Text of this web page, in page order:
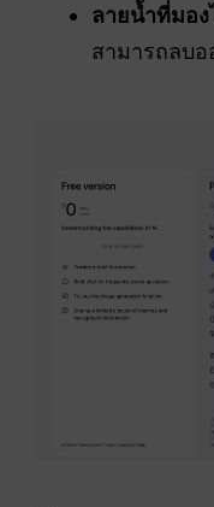
ลายน้ำที่มอง
สามารถลบอ